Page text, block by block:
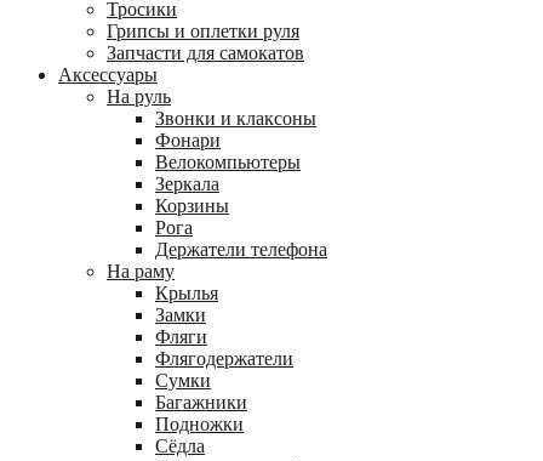
Тросики
Грипсы и оплетки руля
Запчасти для самокатов
Аксессуары
На руль
Звонки и клаксоны
Фонари
Велокомпьютеры
Зеркала
Корзины
Рога
Держатели телефона
На раму
Крылья
Замки
Фляги
Флягодержатели
Сумки
Багажники
Подножки
Сёдла